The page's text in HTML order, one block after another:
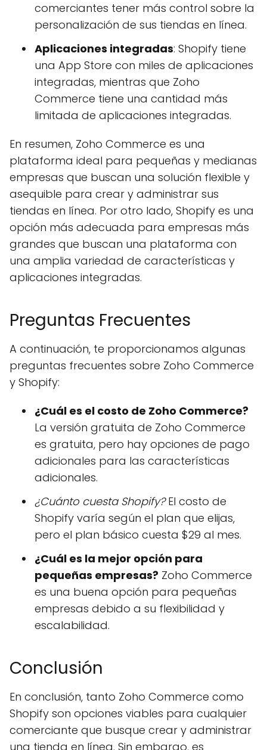
comerciantes tener más control sobre la
personalización de sus tiendas en línea.
Aplicaciones integradas: Shopify tiene
una App Store con miles de aplicaciones
integradas, mientras que Zoho
Commerce tiene una cantidad más
limitada de aplicaciones integradas.
En resumen, Zoho Commerce es una
plataforma ideal para pequeñas y medianas
empresas que buscan una solución flexible y
asequible para crear y administrar sus
tiendas en línea. Por otro lado, Shopify es una
opción más adecuada para empresas más
grandes que buscan una plataforma con
una amplia variedad de características y
aplicaciones integradas.
Preguntas Frecuentes
A continuación, te proporcionamos algunas
preguntas frecuentes sobre Zoho Commerce
y Shopify:
¿Cuál es el costo de Zoho Commerce?
La versión gratuita de Zoho Commerce
es gratuita, pero hay opciones de pago
adicionales para las características
adicionales.
¿Cuánto cuesta Shopify?El costo de
Shopify varía según el plan que elijas,
pero el plan básico cuesta $29 al mes.
¿Cuál es la mejor opción para
pequeñas empresas? Zoho Commerce
es una buena opción para pequeñas
empresas debido a su flexibilidad y
escalabilidad.
Conclusión
En conclusión, tanto Zoho Commerce como
Shopify son opciones viables para cualquier
comerciante que busque crear y administrar
una tienda en línea. Sin embargo, es